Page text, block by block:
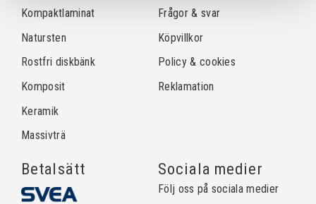
Kompaktlaminat
Natursten
Rostfri diskbänk
Komposit
Keramik
Massivträ
Frågor & svar
Köpvillkor
Policy & cookies
Reklamation
Betalsätt Sociala medier
Följ oss på sociala medier